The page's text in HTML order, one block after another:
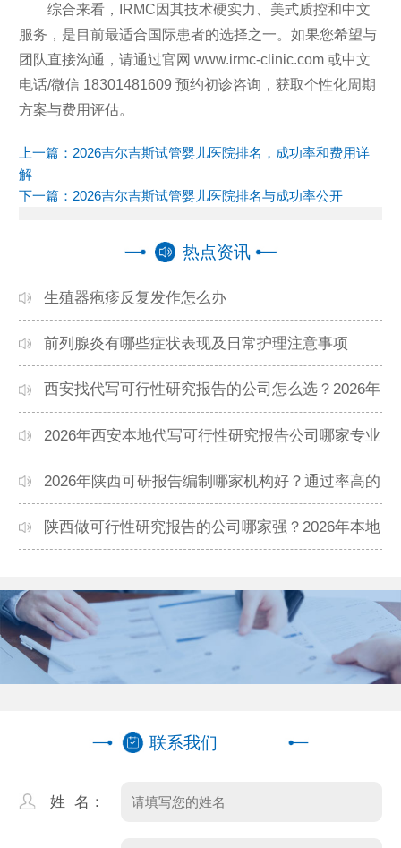
综合来看，IRMC因其技术硬实力、美式质控和中文
服务，是目前最适合国际患者的选择之一。如果您希望与
团队直接沟通，请通过官网 www.irmc-clinic.com 或中文
电话/微信 18301481609 预约初诊咨询，获取个性化周期
方案与费用评估。
上一篇： 2026吉尔吉斯试管婴儿医院排名，成功率和费用详
解
下一篇： 2026吉尔吉斯试管婴儿医院排名与成功率公开
热点资讯
生殖器疱疹反复发作怎么办
前列腺炎有哪些症状表现及日常护理注意事项
西安找代写可行性研究报告的公司怎么选？2026年
本地高口碑机构排名
2026年西安本地代写可行性研究报告公司哪家专业
靠谱？正规团队推荐
2026年陕西可研报告编制哪家机构好？通过率高的
本地公司推荐
陕西做可行性研究报告的公司哪家强？2026年本地
联系我们
姓 名：